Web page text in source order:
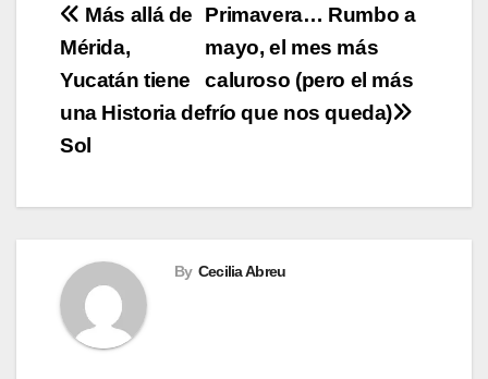
Navegación
de
entradas
Primavera… Rumbo a
mayo, el mes más
caluroso (pero el más
frío que nos queda)
Más allá de
Mérida,
Yucatán tiene
una Historia de
Sol
By Cecilia Abreu